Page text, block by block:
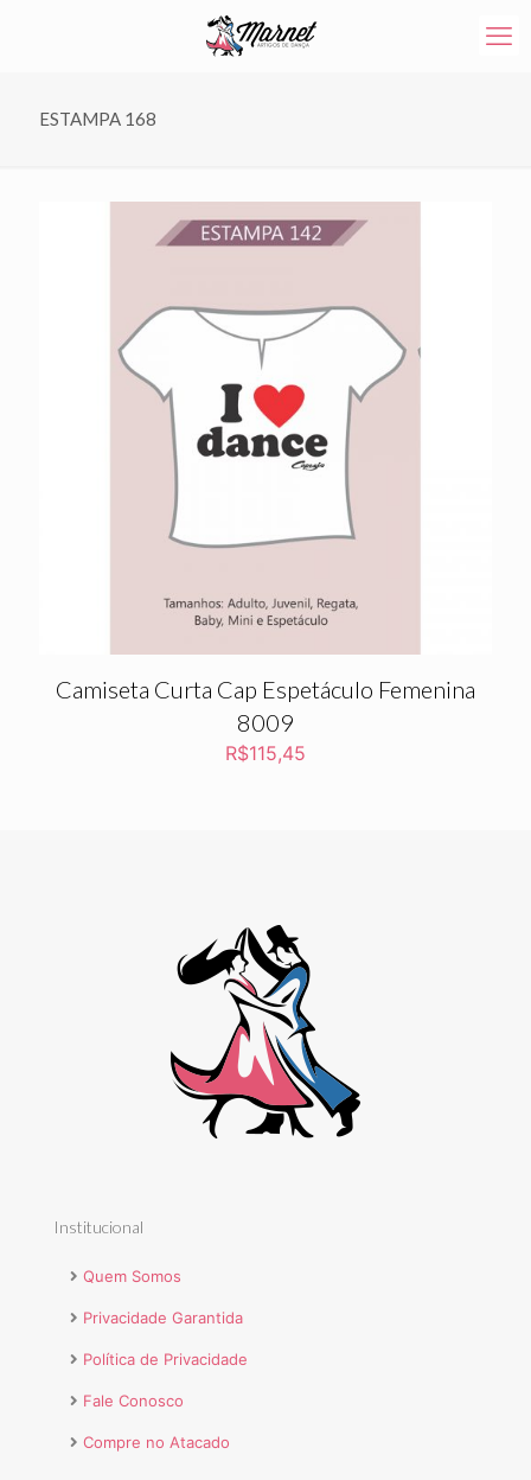
ESTAMPA 168
Camiseta Curta Cap Espetáculo Femenina
8009
R$115,45
Institucional
Quem Somos
Privacidade Garantida
Política de Privacidade
Fale Conosco
Compre no Atacado